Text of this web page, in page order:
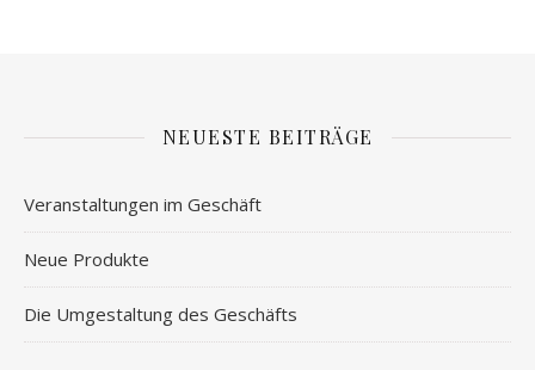
NEUESTE BEITRÄGE
Veranstaltungen im Geschäft
Neue Produkte
Die Umgestaltung des Geschäfts